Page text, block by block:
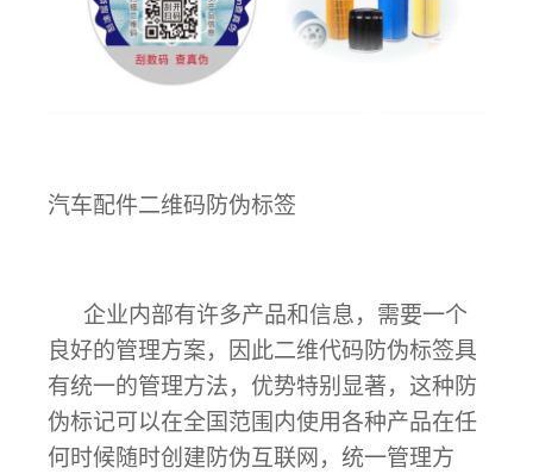
汽车配件二维码防伪标签
企业内部有许多产品和信息，需要一个
良好的管理方案，因此二维代码防伪标签具
有统一的管理方法，优势特别显著，这种防
伪标记可以在全国范围内使用各种产品在任
何时候随时创建防伪互联网，统一管理方